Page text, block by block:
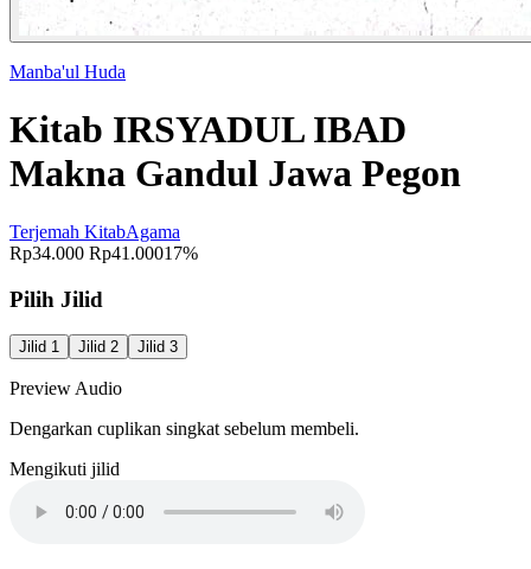
Manba'ul Huda
Kitab IRSYADUL IBAD
Makna Gandul Jawa Pegon
Terjemah KitabAgama
Rp34.000 Rp41.00017%
Pilih Jilid
Jilid 1 Jilid 2 Jilid 3
Preview Audio
Dengarkan cuplikan singkat sebelum membeli.
Mengikuti jilid